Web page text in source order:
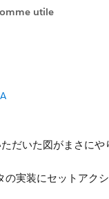
ィルタに入れて真の
シートはこれで終わ
府県をパラメータに
ュボード上で2つの
ュボードメニューから
出荷地域のフィールド
どは、やはりリスト
ースとして接続する
することが可能な場
タや要件を見てみな
の方法としてやりた
道府県のイメージも
合ったものを右に表示
ンションになればで
ようですね。
utile
だいた図がまさにや
の実装にセットアク